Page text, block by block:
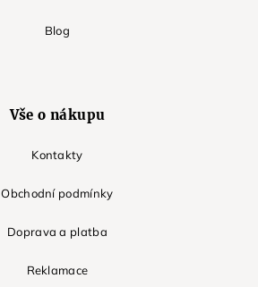
Blog
Vše o nákupu
Kontakty
Obchodní podmínky
Doprava a platba
Reklamace